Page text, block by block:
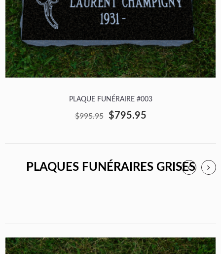
PLAQUE FUNÉRAIRE #003
$995.95 $795.95
PLAQUES FUNÉRAIRES GRISES